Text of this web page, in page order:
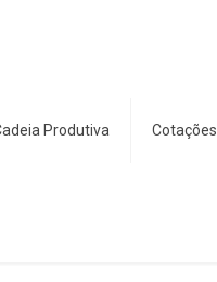
Produtiva Cotações